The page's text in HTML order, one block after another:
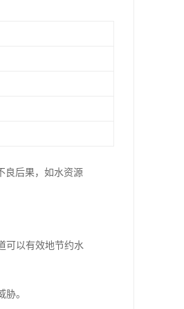
良后果，如水资源
可以有效地节约水
。